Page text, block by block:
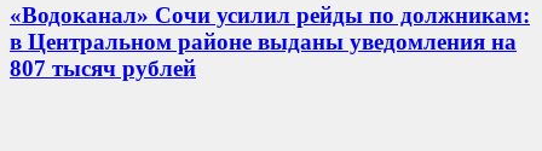
«Водоканал» Сочи усилил рейды по должникам:
в Центральном районе выданы уведомления на
807 тысяч рублей